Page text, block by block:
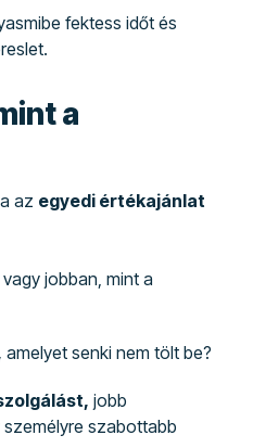
fektess időt és
a
az egyedi értékajánlat
vagy jobban, mint a
amelyet senki nem tölt be?
jobb
szabottabb